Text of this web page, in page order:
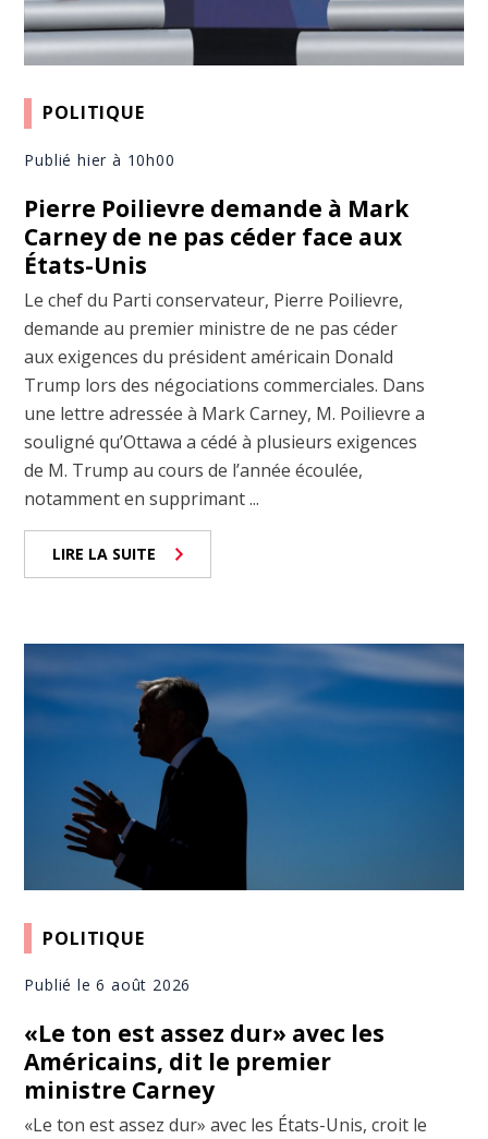
POLITIQUE
Publié hier à 10h00
Pierre Poilievre demande à Mark
Carney de ne pas céder face aux
États-Unis
Le chef du Parti conservateur, Pierre Poilievre,
demande au premier ministre de ne pas céder
aux exigences du président américain Donald
Trump lors des négociations commerciales. Dans
une lettre adressée à Mark Carney, M. Poilievre a
souligné qu’Ottawa a cédé à plusieurs exigences
de M. Trump au cours de l’année écoulée,
notamment en supprimant ...
LIRE LA SUITE
POLITIQUE
Publié le 6 août 2026
«Le ton est assez dur» avec les
Américains, dit le premier
ministre Carney
«Le ton est assez dur» avec les États-Unis, croit le